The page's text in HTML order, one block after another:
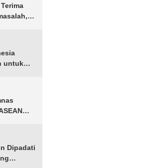
untuk
Dipadati